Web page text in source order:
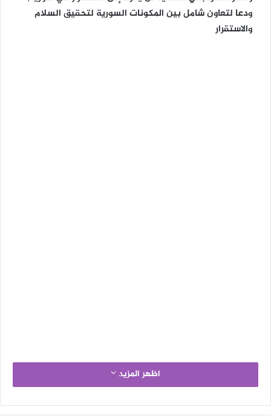
ودعا لتعاون شامل بين المكونات السورية لتحقيق السلام
والاستقرار
اظهر المزيد